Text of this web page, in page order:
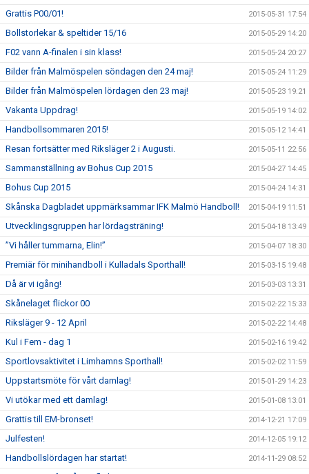
Grattis P00/01! 2015-05-31 17:54
Bollstorlekar & speltider 15/16 2015-05-29 14:20
F02 vann A-finalen i sin klass! 2015-05-24 20:27
Bilder från Malmöspelen söndagen den 24 maj! 2015-05-24 11:29
Bilder från Malmöspelen lördagen den 23 maj! 2015-05-23 19:21
Vakanta Uppdrag! 2015-05-19 14:02
Handbollsommaren 2015! 2015-05-12 14:41
Resan fortsätter med Riksläger 2 i Augusti. 2015-05-11 22:56
Sammanställning av Bohus Cup 2015 2015-04-27 14:45
Bohus Cup 2015 2015-04-24 14:31
Skånska Dagbladet uppmärksammar IFK Malmö Handboll! 2015-04-19 11:51
Utvecklingsgruppen har lördagsträning! 2015-04-18 13:49
”Vi håller tummarna, Elin!” 2015-04-07 18:30
Premiär för minihandboll i Kulladals Sporthall! 2015-03-15 19:48
Då är vi igång! 2015-03-03 13:31
Skånelaget flickor 00 2015-02-22 15:33
Riksläger 9 - 12 April 2015-02-22 14:48
Kul i Fem - dag 1 2015-02-16 19:42
Sportlovsaktivitet i Limhamns Sporthall! 2015-02-02 11:59
Uppstartsmöte för vårt damlag! 2015-01-29 14:23
Vi utökar med ett damlag! 2015-01-08 13:01
Grattis till EM-bronset! 2014-12-21 17:09
Julfesten! 2014-12-05 19:12
Handbollslördagen har startat! 2014-11-29 08:52